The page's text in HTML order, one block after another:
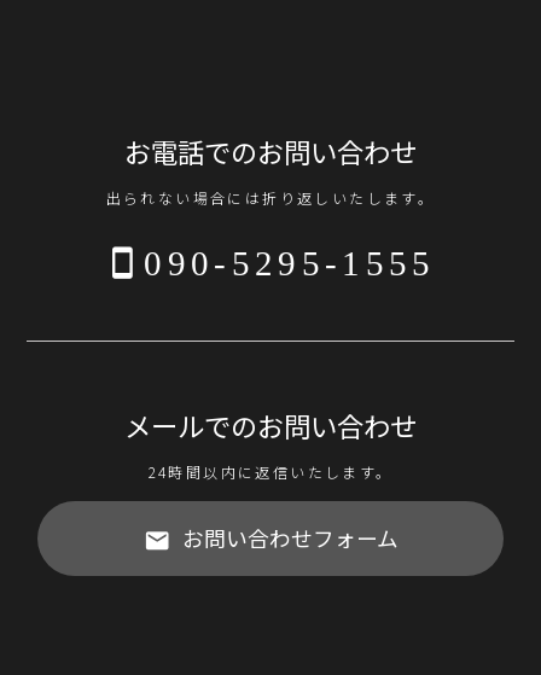
お電話でのお問い合わせ
出られない場合には折り返しいたします。
090-5295-1555
メールでのお問い合わせ
24時間以内に返信いたします。
お問い合わせフォーム